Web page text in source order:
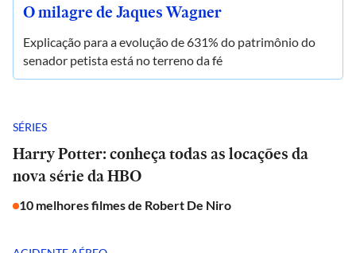
O milagre de Jaques Wagner
Explicação para a evolução de 631% do patrimônio do
senador petista está no terreno da fé
SÉRIES
Harry Potter: conheça todas as locações da
nova série da HBO
10 melhores filmes de Robert De Niro